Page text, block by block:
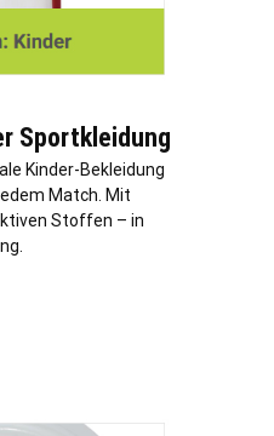
Sportkleidung
Kinder-Bekleidung
Match. Mit
Stoffen – in